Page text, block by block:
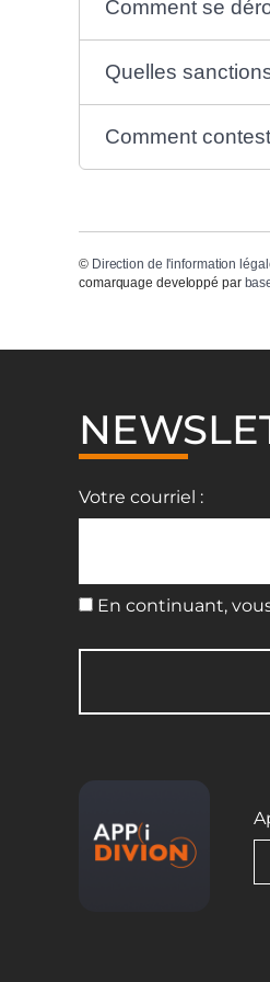
Comment se
Quelles
Comment
© Direction de l'information
comarquage developpé par
Votre courriel :
En continuant,